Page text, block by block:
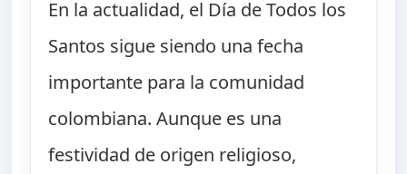
En la actualidad, el Día de Todos los
Santos sigue siendo una fecha
importante para la comunidad
colombiana. Aunque es una
festividad de origen religioso,